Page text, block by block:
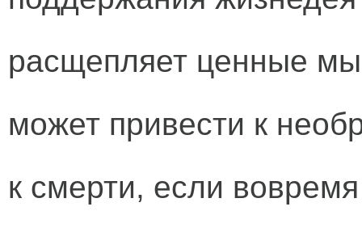
расщепляет ценные
может привести к
к смерти, если